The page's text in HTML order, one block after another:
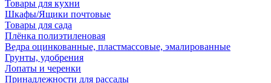
Товары для кухни
Шкафы/Ящики почтовые
Товары для сада
Плёнка полиэтиленовая
Ведра оцинкованные, пластмассовые, эмалированные
Грунты, удобрения
Лопаты и черенки
Принадлежности для рассады